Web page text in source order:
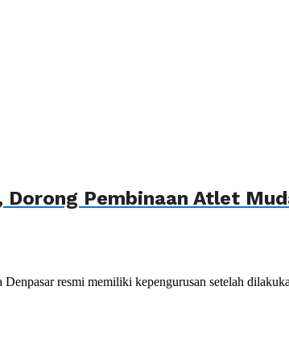
Dorong Pembinaan Atlet
resmi memiliki kepengurusan setelah